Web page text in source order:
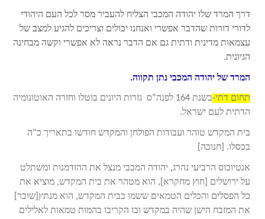
דרך המרד שלו יהודה המכבי הצליח להעביר מסר לכל העם היהודי
לדורי דורות שהדבר אפשרי ואנחנו יכולים וצריכים להגיע למצב של
עצמאות מדינית ודתית גם אם הדבר נראה לא אפשרי וקשה מבחינה
הגיונית.
המרד של יהודה המכבי נתן תקווה.
תחום דתי-
בשנת 164 לפנה”ס גזרות היונים בוטלו וחזרה האוטונומיה
הדתית לעם ישראל.
בית המקדש טוהר ועבודות הפולחן והמקדש חודשו בתאריך כ”ה
בכסלו. [חנוכה]
אנטיוכוס הרביעי נהרג, יהודה המכבי מנצל את ההזדמנות ומשתלט
על ירושלים [חוץ מחקרא], הוא מטהר את בית המקדש, מוציא את
כל הפסלים והכלים הטמאים ששמו בבית המקדש, הוא מנתץ[שובר]
את המזבח הישן שהיה במקדש ובו הקריבו בהמות טמאות לאלילים